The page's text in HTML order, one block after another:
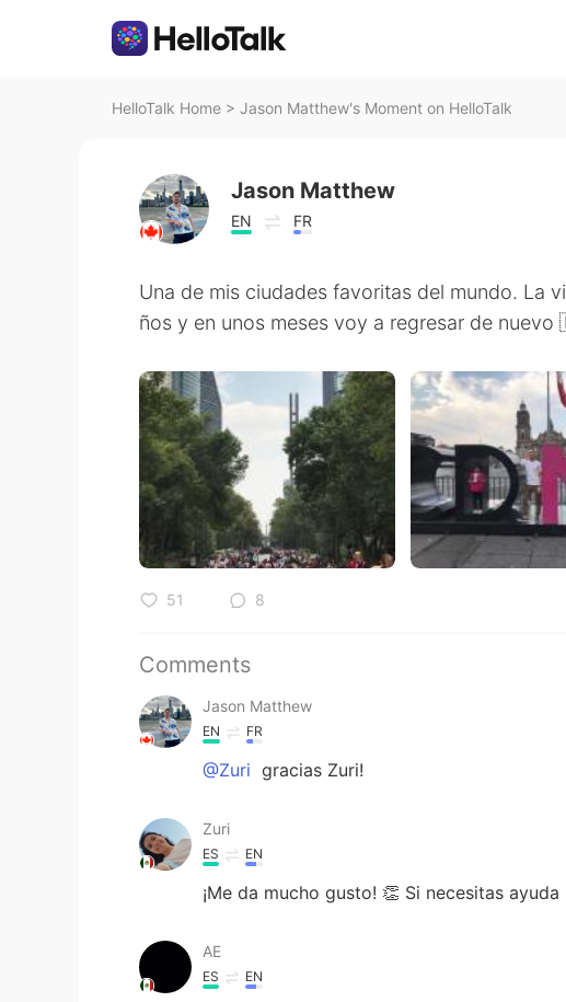
HelloTalk Home > Jason Matthew's Moment on HelloTalk
Jason Matthew
EN FR
Una de mis ciudades favoritas del mundo. La
ños y en unos meses voy a regresar de
51 8
Comments
Jason Matthew
EN FR
@Zuri gracias Zuri!
Zuri
ES EN
¡Me da mucho gusto! 👏 Si necesitas
AE
ES EN